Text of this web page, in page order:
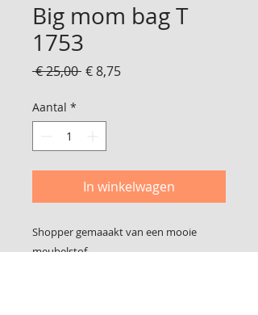
Big mom bag T
1753
€ 25,00 Normale
€ 8,75Verkoopprijs
Aantal *
In winkelwagen
Shopper gemaaakt van een mooie
meubelstof